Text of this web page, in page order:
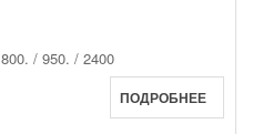
800. / 950. / 2400
ПОДРОБНЕЕ